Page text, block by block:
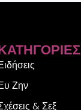
Ζην
& Σεξ